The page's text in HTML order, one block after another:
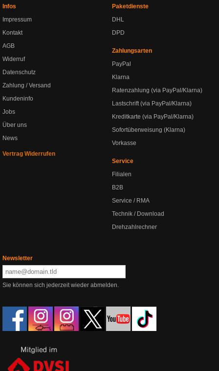
Infos
Impressum
Kontakt
AGB
Widerruf
Datenschutz
Zahlung / Versand
Kundeninfo
Jobs
Über uns
News
Vertrag Widerrufen
Paketdienste
DHL
DPD
Zahlungsarten
PayPal
Klarna
Ratenzahlung (via PayPal/Klarna)
Lastschrift (via PayPal/Klarna)
Kreditkarte (via PayPal/Klarna)
Sofortüberweisung (Klarna)
Vorkasse
Service
Filialen
B2B
Service / RMA
Technik / Download
Drehzahlrechner
Newsletter
Sie können sich jederzeit wieder abmelden.